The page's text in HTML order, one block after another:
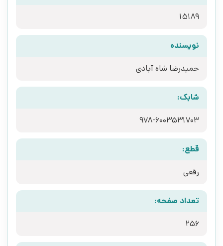
15189
نویسنده
حمیدرضا شاه آبادی
شابک:
978-6003531703
قطع:
رقعی
تعداد صفحه:
256